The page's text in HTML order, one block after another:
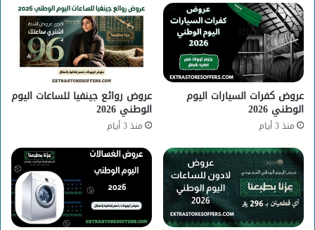
عروض كفرات السيارات اليوم
الوطني 2026
منذ 3 أيام
عروض روائع جينفيا للساعات اليوم
الوطني 2026
منذ 3 أيام